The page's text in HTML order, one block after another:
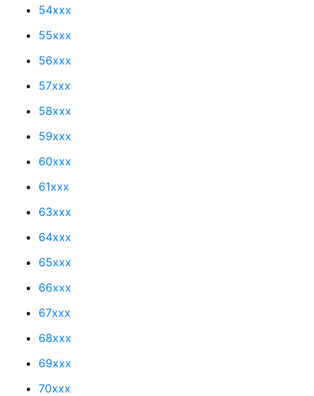
54xxx
55xxx
56xxx
57xxx
58xxx
59xxx
60xxx
61xxx
63xxx
64xxx
65xxx
66xxx
67xxx
68xxx
69xxx
70xxx